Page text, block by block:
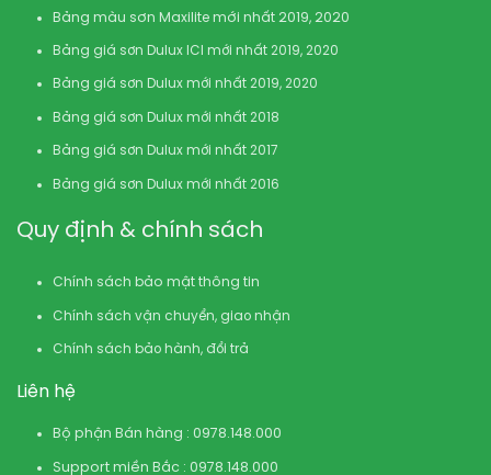
Bảng màu sơn Maxilite mới nhất 2019, 2020
Bảng giá sơn Dulux ICI mới nhất 2019, 2020
Bảng giá sơn Dulux mới nhất 2019, 2020
Bảng giá sơn Dulux mới nhất 2018
Bảng giá sơn Dulux mới nhất 2017
Bảng giá sơn Dulux mới nhất 2016
Quy định & chính sách
Chính sách bảo mật thông tin
Chính sách vận chuyển, giao nhận
Chính sách bảo hành, đổi trả
Liên hệ
Bộ phận Bán hàng : 0978.148.000
Support miền Bắc : 0978.148.000